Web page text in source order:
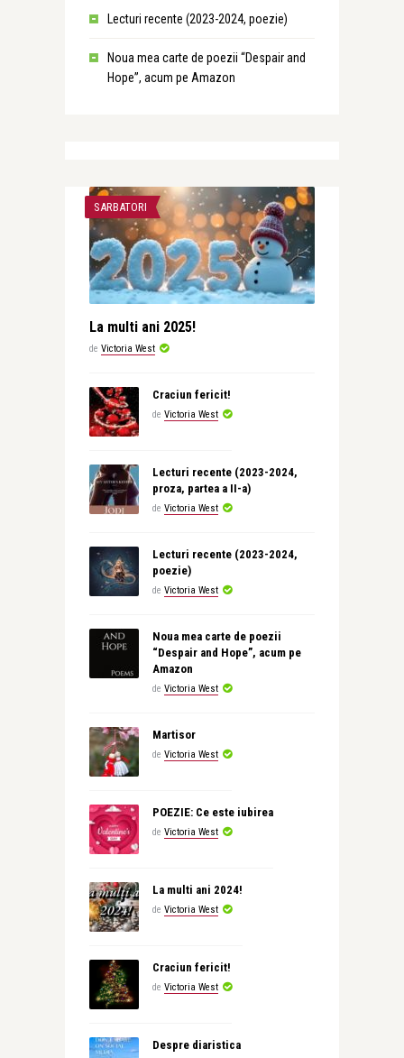
Lecturi recente (2023-2024, poezie)
Noua mea carte de poezii “Despair and
Hope”, acum pe Amazon
SARBATORI
La multi ani 2025!
de Victoria West
Craciun fericit!
de Victoria West
Lecturi recente (2023-2024,
proza, partea a II-a)
de Victoria West
Lecturi recente (2023-2024,
poezie)
de Victoria West
Noua mea carte de poezii
“Despair and Hope”, acum pe
Amazon
de Victoria West
Martisor
de Victoria West
POEZIE: Ce este iubirea
de Victoria West
La multi ani 2024!
de Victoria West
Craciun fericit!
de Victoria West
Despre diaristica